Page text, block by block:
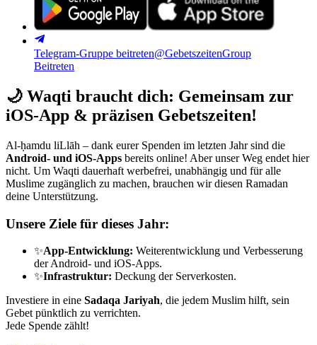
Telegram-Gruppe beitreten@GebetszeitenGroup
Beitreten
🌙 Waqti braucht dich: Gemeinsam zur
iOS-App & präzisen Gebetszeiten!
Al-ḥamdu liLlāh – dank eurer Spenden im letzten Jahr sind die
Android- und iOS-Apps bereits online! Aber unser Weg endet hier
nicht. Um Waqti dauerhaft werbefrei, unabhängig und für alle
Muslime zugänglich zu machen, brauchen wir diesen Ramadan
deine Unterstützung.
Unsere Ziele für dieses Jahr:
✨App-Entwicklung: Weiterentwicklung und Verbesserung
der Android- und iOS-Apps.
✨Infrastruktur: Deckung der Serverkosten.
Investiere in eine Sadaqa Jariyah, die jedem Muslim hilft, sein
Gebet pünktlich zu verrichten.
Jede Spende zählt!